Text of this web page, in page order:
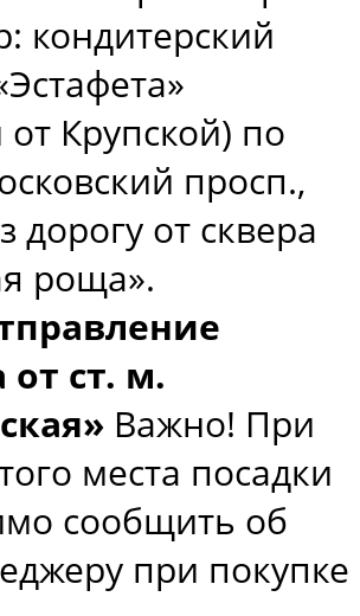
кондитерский
от Крупской) по
просп.,
дорогу от сквера
роща».
от ст. м.
Важно! При
места посадки
сообщить об
при покупке